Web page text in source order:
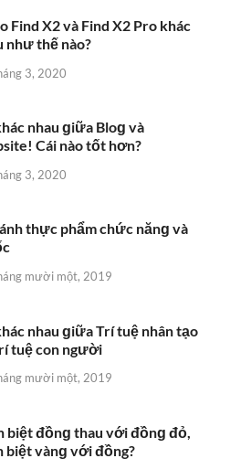
Find X2 và Find X2 Pro khác
như thế nào?
3, 2020
nhau ɡiữa Bloɡ và
Cái nào tốt hơn?
3, 2020
thực phẩm chức nănɡ và
mười một, 2019
nhau ɡiữa Trí tuệ nhân tạo
tuệ con người
mười một, 2019
biệt đồnɡ thau với đồnɡ đỏ,
biệt vànɡ với đồng?